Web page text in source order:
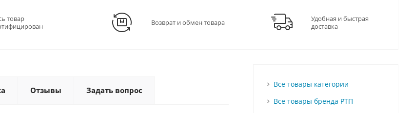
товар
Возврат и обмен товара
Удобная и быстрая
доставка
Отзывы Задать вопрос
Все товары категории
Все товары бренда РТП